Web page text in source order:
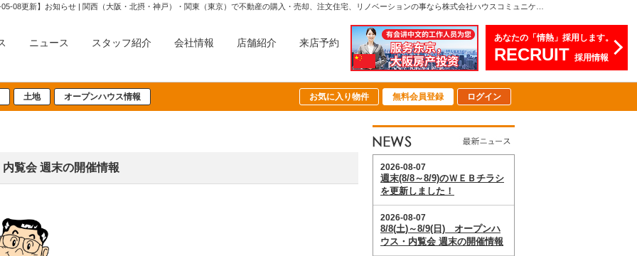
ニュース スタッフ紹介 会社情報 店舗紹介 来店予約 あなたの「情熱」採用します。
RECRUIT 採用情報
土地 オープンハウス情報 お気に入り物件 無料会員登録 ログイン
覧会 週末の開催情報